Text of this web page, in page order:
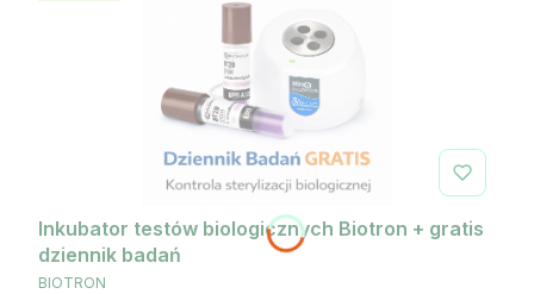
Inkubator testów biologicznych Biotron + gratis
dziennik badań
PRODUCENT
BIOTRON